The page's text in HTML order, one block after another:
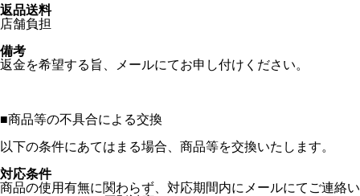
返品送料
店舗負担
備考
返金を希望する旨、メールにてお申し付けください。
■商品等の不具合による交換
以下の条件にあてはまる場合、商品等を交換いたします。
対応条件
商品の使用有無に関わらず、対応期間内にメールにてご連絡い